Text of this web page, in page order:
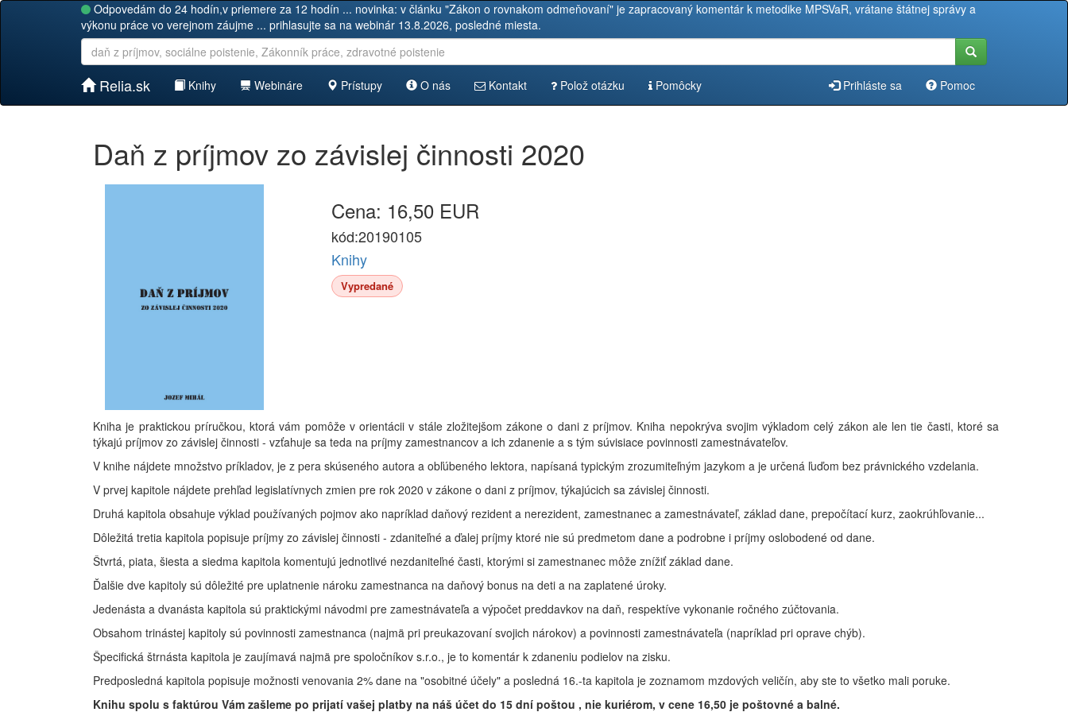
Odpovedám do 24 hodín,v priemere za 12 hodín ... novinka: v článku "Zákon o rovnakom odmeňovaní" je zapracovaný komentár k metodike MPSVaR, vrátane štátnej správy a
výkonu práce vo verejnom záujme ... prihlasujte sa na webinár 13.8.2026, posledné miesta.
Relia.sk Knihy Webináre Prístupy O nás Kontakt Polož otázku Pomôcky Prihláste sa Pomoc
Daň z príjmov zo závislej činnosti 2020
Cena: 16,50 EUR
kód:20190105
Knihy
Vypredané
Kniha je praktickou príručkou, ktorá vám pomôže v orientácii v stále zložitejšom zákone o dani z príjmov. Kniha nepokrýva svojim výkladom celý zákon ale len tie časti, ktoré sa
týkajú príjmov zo závislej činnosti - vzťahuje sa teda na príjmy zamestnancov a ich zdanenie a s tým súvisiace povinnosti zamestnávateľov.
V knihe nájdete množstvo príkladov, je z pera skúseného autora a obľúbeného lektora, napísaná typickým zrozumiteľným jazykom a je určená ľuďom bez právnického vzdelania.
V prvej kapitole nájdete prehľad legislatívnych zmien pre rok 2020 v zákone o dani z príjmov, týkajúcich sa závislej činnosti.
Druhá kapitola obsahuje výklad používaných pojmov ako napríklad daňový rezident a nerezident, zamestnanec a zamestnávateľ, základ dane, prepočítací kurz, zaokrúhľovanie...
Dôležitá tretia kapitola popisuje príjmy zo závislej činnosti - zdaniteľné a ďalej príjmy ktoré nie sú predmetom dane a podrobne i príjmy oslobodené od dane.
Štvrtá, piata, šiesta a siedma kapitola komentujú jednotlivé nezdaniteľné časti, ktorými si zamestnanec môže znížiť základ dane.
Ďalšie dve kapitoly sú dôležité pre uplatnenie nároku zamestnanca na daňový bonus na deti a na zaplatené úroky.
Jedenásta a dvanásta kapitola sú praktickými návodmi pre zamestnávateľa a výpočet preddavkov na daň, respektíve vykonanie ročného zúčtovania.
Obsahom trinástej kapitoly sú povinnosti zamestnanca (najmä pri preukazovaní svojich nárokov) a povinnosti zamestnávateľa (napríklad pri oprave chýb).
Špecifická štrnásta kapitola je zaujímavá najmä pre spoločníkov s.r.o., je to komentár k zdaneniu podielov na zisku.
Predposledná kapitola popisuje možnosti venovania 2% dane na "osobitné účely" a posledná 16.-ta kapitola je zoznamom mzdových veličín, aby ste to všetko mali poruke.
Knihu spolu s faktúrou Vám zašleme po prijatí vašej platby na náš účet do 15 dní poštou , nie kuriérom, v cene 16,50 je poštovné a balné.